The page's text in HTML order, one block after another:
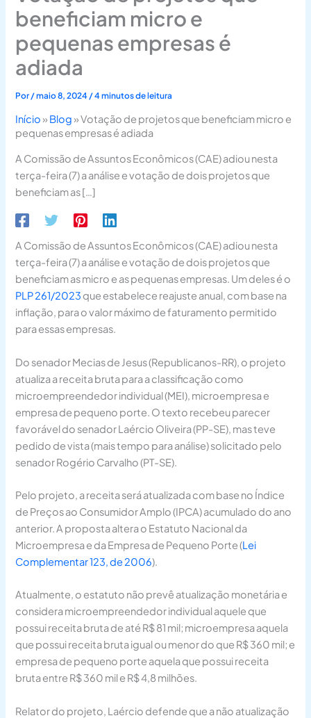
beneficiam micro e
pequenas empresas é
adiada
Por/maio 8, 2024 /4 minutos de leitura
Início» Blog»Votação de projetos que beneficiam micro e
pequenas empresas é adiada
A Comissão de Assuntos Econômicos (CAE) adiou nesta
terça-feira (7) a análise e votação de dois projetos que
beneficiam as […]
A Comissão de Assuntos Econômicos (CAE) adiou nesta
terça-feira (7) a análise e votação de dois projetos que
beneficiam as micro e as pequenas empresas. Um deles é o
PLP 261/2023 que estabelece reajuste anual, com base na
inflação, para o valor máximo de faturamento permitido
para essas empresas.
Do senador Mecias de Jesus (Republicanos-RR), o projeto
atualiza a receita bruta para a classificação como
microempreendedor individual (MEI), microempresa e
empresa de pequeno porte. O texto recebeu parecer
favorável do senador Laércio Oliveira (PP-SE), mas teve
pedido de vista (mais tempo para análise) solicitado pelo
senador Rogério Carvalho (PT-SE).
Pelo projeto, a receita será atualizada com base no Índice
de Preços ao Consumidor Amplo (IPCA) acumulado do ano
anterior. A proposta altera o Estatuto Nacional da
Microempresa e da Empresa de Pequeno Porte (Lei
Complementar 123, de 2006).
Atualmente, o estatuto não prevê atualização monetária e
considera microempreendedor individual aquele que
possui receita bruta de até R$ 81 mil; microempresa aquela
que possui receita bruta igual ou menor do que R$ 360 mil; e
empresa de pequeno porte aquela que possui receita
bruta entre R$ 360 mil e R$ 4,8 milhões.
Relator do projeto, Laércio defende que a não atualização